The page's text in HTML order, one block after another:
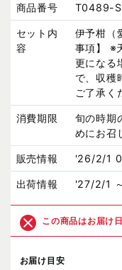
商品番号 T0489-
セット内
容
伊予柑（
事項】 ※
更になる
で、収穫
ご了承く
消費期限
旬の時期
めにお召
販売情報 '26/2/1
出荷情報 '27/2/1
この商品はお届け
お届け目安